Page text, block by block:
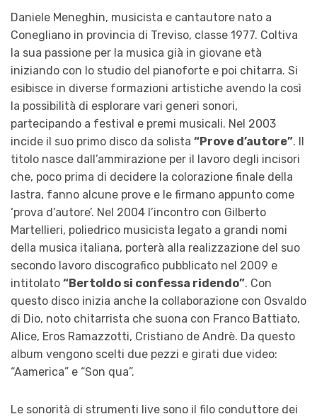
Daniele Meneghin, musicista e cantautore nato a
Conegliano in provincia di Treviso, classe 1977. Coltiva
la sua passione per la musica già in giovane età
iniziando con lo studio del pianoforte e poi chitarra. Si
esibisce in diverse formazioni artistiche avendo la così
la possibilità di esplorare vari generi sonori,
partecipando a festival e premi musicali. Nel 2003
incide il suo primo disco da solista “Prove d’autore”. Il
titolo nasce dall’ammirazione per il lavoro degli incisori
che, poco prima di decidere la colorazione finale della
lastra, fanno alcune prove e le firmano appunto come
‘prova d’autore’. Nel 2004 l’incontro con Gilberto
Martellieri, poliedrico musicista legato a grandi nomi
della musica italiana, porterà alla realizzazione del suo
secondo lavoro discografico pubblicato nel 2009 e
intitolato “Bertoldo si confessa ridendo”. Con
questo disco inizia anche la collaborazione con Osvaldo
di Dio, noto chitarrista che suona con Franco Battiato,
Alice, Eros Ramazzotti, Cristiano de Andrè. Da questo
album vengono scelti due pezzi e girati due video:
“Aamerica” e “Son qua”.
Le sonorità di strumenti live sono il filo conduttore dei